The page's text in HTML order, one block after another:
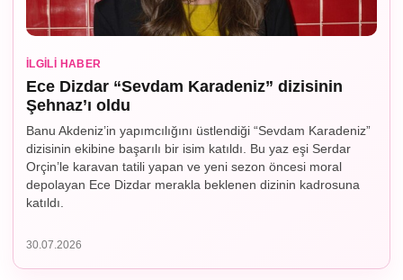
İLGILI HABER
Ece Dizdar “Sevdam Karadeniz” dizisinin
Şehnaz’ı oldu
Banu Akdeniz’in yapımcılığını üstlendiği “Sevdam Karadeniz”
dizisinin ekibine başarılı bir isim katıldı. Bu yaz eşi Serdar
Orçin’le karavan tatili yapan ve yeni sezon öncesi moral
depolayan Ece Dizdar merakla beklenen dizinin kadrosuna
katıldı.
30.07.2026